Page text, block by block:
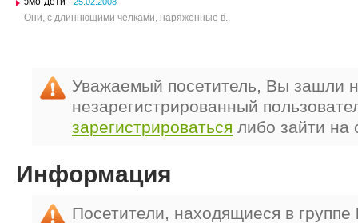
Они, с длиннющими челками, наряженные в..
Уважаемый посетитель, Вы зашли
незарегистрированный
зарегистрироваться либо зайти на
Информация
Посетители, находящиеся в группе